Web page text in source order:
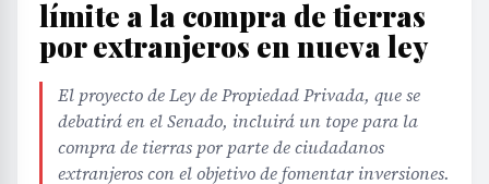
límite a la compra de tierras
por extranjeros en nueva ley
El proyecto de Ley de Propiedad Privada, que se
debatirá en el Senado, incluirá un tope para la
compra de tierras por parte de ciudadanos
extranjeros con el objetivo de fomentar inversiones.